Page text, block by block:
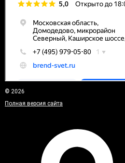
© 2026
Полная версия сайта